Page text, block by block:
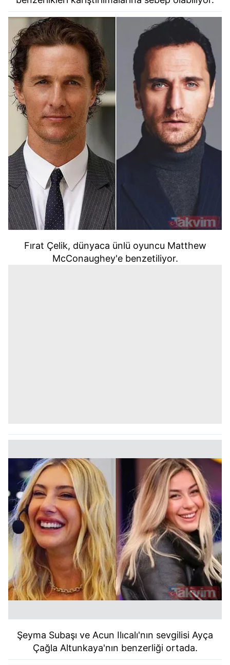
Fırat Çelik, dünyaca ünlü oyuncu Matthew
McConaughey'e benzetiliyor.
Şeyma Subaşı ve Acun Ilıcalı'nın sevgilisi Ayça
Çağla Altunkaya'nın benzerliği ortada.